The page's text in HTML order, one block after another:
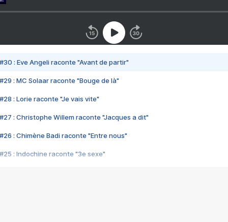
#30 : Eve Angeli raconte "Avant de partir"
#29 : MC Solaar raconte "Bouge de là"
#28 : Lorie raconte "Je vais vite"
#27 : Christophe Willem raconte "Jacques a dit"
#26 : Chimène Badi raconte "Entre nous"
#25 : Indochine raconte "3e sexe"